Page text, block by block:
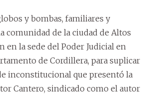
y bombas, familiares y
comunidad de la ciudad de Altos
en la sede del Poder Judicial en
de Cordillera, para suplicar
inconstitucional que presentó la
Cantero, sindicado como el autor